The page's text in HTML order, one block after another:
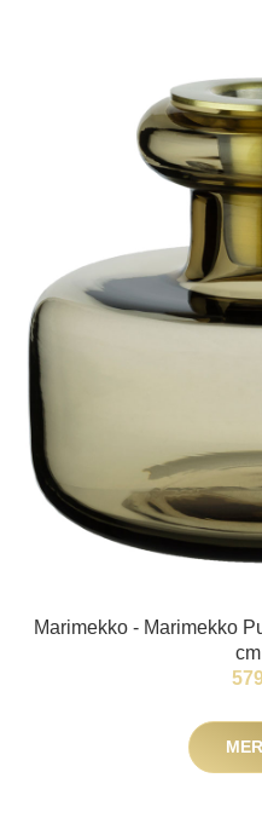
Marimekko - Marimekko